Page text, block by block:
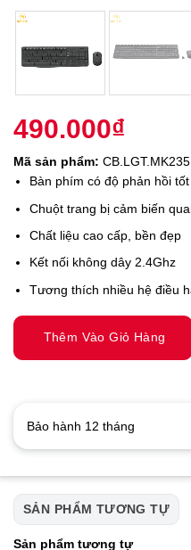
490.000₫
Mã sản phẩm: CB.LGT.MK235
Bàn phím có độ phản hồi tốt
Chuột trang bị cảm biến
Chất liệu cao cấp, bền đẹp
Kết nối không dây 2.4Ghz
Tương thích nhiều hệ điều
Thêm Vào Giỏ Hàng
Bảo hành 12 tháng
SẢN PHẨM TƯƠNG TỰ
Sản phẩm tương tự